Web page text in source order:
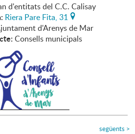
d'entitats del C.C. Calisay
Riera Pare Fita, 31
d'Arenys de Mar
Consells municipals
següents >